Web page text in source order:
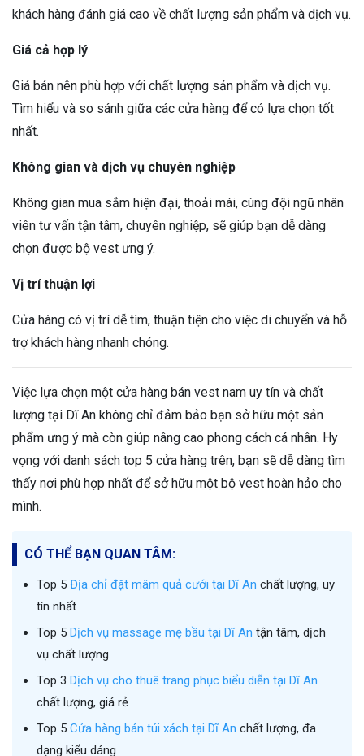
khách hàng đánh giá cao về chất lượng sản phẩm và dịch vụ.
Giá cả hợp lý
Giá bán nên phù hợp với chất lượng sản phẩm và dịch vụ.
Tìm hiểu và so sánh giữa các cửa hàng để có lựa chọn tốt
nhất.
Không gian và dịch vụ chuyên nghiệp
Không gian mua sắm hiện đại, thoải mái, cùng đội ngũ nhân
viên tư vấn tận tâm, chuyên nghiệp, sẽ giúp bạn dễ dàng
chọn được bộ vest ưng ý.
Vị trí thuận lợi
Cửa hàng có vị trí dễ tìm, thuận tiện cho việc di chuyển và hỗ
trợ khách hàng nhanh chóng.
Việc lựa chọn một cửa hàng bán vest nam uy tín và chất
lượng tại Dĩ An không chỉ đảm bảo bạn sở hữu một sản
phẩm ưng ý mà còn giúp nâng cao phong cách cá nhân. Hy
vọng với danh sách top 5 cửa hàng trên, bạn sẽ dễ dàng tìm
thấy nơi phù hợp nhất để sở hữu một bộ vest hoàn hảo cho
mình.
CÓ THỂ BẠN QUAN TÂM:
Top 5 Địa chỉ đặt mâm quả cưới tại Dĩ An chất lượng, uy
tín nhất
Top 5 Dịch vụ massage mẹ bầu tại Dĩ An tận tâm, dịch
vụ chất lượng
Top 3 Dịch vụ cho thuê trang phục biểu diễn tại Dĩ An
chất lượng, giá rẻ
Top 5 Cửa hàng bán túi xách tại Dĩ An chất lượng, đa
dạng kiểu dáng